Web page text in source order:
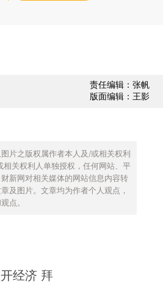
责任编辑：张帆
版面编辑：王影
片之版权属作者本人及/或相关权利
相关权利人单独授权，任何网站、平
新网对相关媒体的网站信息内容转
及图片。文章均为作者个人观点，
点。
经济 拜